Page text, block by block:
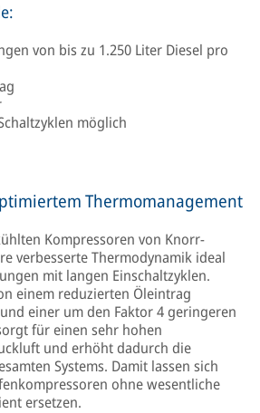
von bis zu 1.250 Liter Diesel pro
möglich
Thermomanagement
Kompressoren von Knorr-
verbesserte Thermodynamik ideal
mit langen Einschaltzyklen.
einem reduzierten Öleintrag
einer um den Faktor 4 geringeren
für einen sehr hohen
und erhöht dadurch die
Systems. Damit lassen sich
ohne wesentliche
ersetzen.